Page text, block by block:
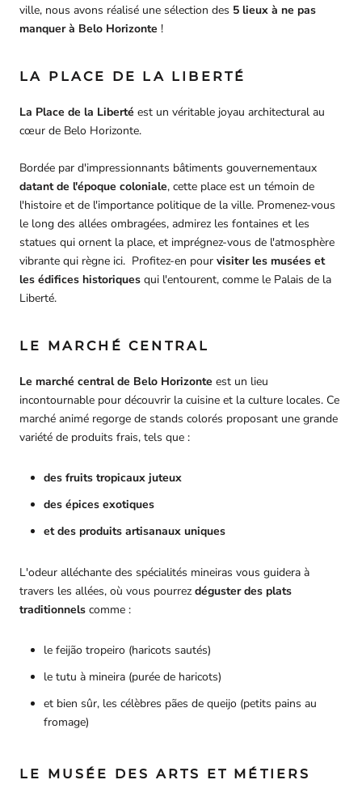
ville, nous avons réalisé une sélection des 5 lieux à ne pas
manquer à Belo Horizonte !
LA PLACE DE LA LIBERTÉ
La Place de la Liberté est un véritable joyau architectural au
cœur de Belo Horizonte.
Bordée par d'impressionnants bâtiments gouvernementaux
datant de l'époque coloniale, cette place est un témoin de
l'histoire et de l'importance politique de la ville. Promenez-vous
le long des allées ombragées, admirez les fontaines et les
statues qui ornent la place, et imprégnez-vous de l'atmosphère
vibrante qui règne ici. Profitez-en pour visiter les musées et
les édifices historiques qui l'entourent, comme le Palais de la
Liberté.
LE MARCHÉ CENTRAL
Le marché central de Belo Horizonte est un lieu
incontournable pour découvrir la cuisine et la culture locales. Ce
marché animé regorge de stands colorés proposant une grande
variété de produits frais, tels que :
des fruits tropicaux juteux
des épices exotiques
et des produits artisanaux uniques
L'odeur alléchante des spécialités mineiras vous guidera à
travers les allées, où vous pourrez déguster des plats
traditionnels comme :
le feijão tropeiro (haricots sautés)
le tutu à mineira (purée de haricots)
et bien sûr, les célèbres pães de queijo (petits pains au
fromage)
LE MUSÉE DES ARTS ET MÉTIERS